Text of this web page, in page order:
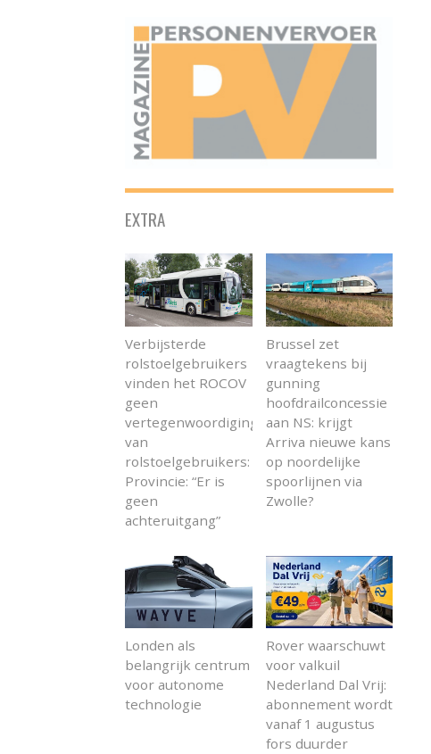
EXTRA
Verbijsterde
rolstoelgebruikers
vinden het ROCOV
geen
vertegenwoordiging
van
rolstoelgebruikers:
Provincie: “Er is
geen
achteruitgang”
Brussel zet
vraagtekens bij
gunning
hoofdrailconcessie
aan NS: krijgt
Arriva nieuwe kans
op noordelijke
spoorlijnen via
Zwolle?
Londen als
belangrijk centrum
voor autonome
technologie
Rover waarschuwt
voor valkuil
Nederland Dal Vrij:
abonnement wordt
vanaf 1 augustus
fors duurder